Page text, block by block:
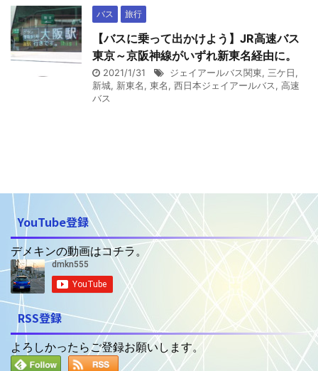
バス 旅行
【バスに乗って出かけよう】JR高速バス
東京～京阪神線がいずれ新東名経由に。
2021/1/31 ジェイアールバス関東, 三ケ日,
新城, 新東名, 東名, 西日本ジェイアールバス, 高速
バス
YouTube登録
デメキンの動画はコチラ。
RSS登録
よろしかったらご登録お願いします。